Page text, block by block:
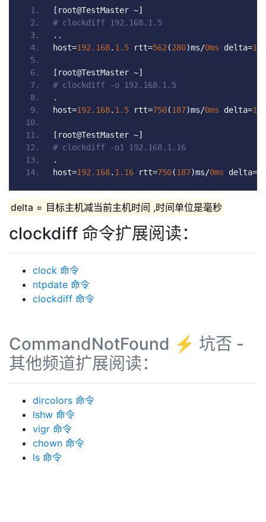
[ root@TestMaster ~]
# clockdiff 192.168.1.5
..
host=192.168. 1.5 rtt=562(280)ms/0ms delta=1ms
[ root@TestMaster ~]
# clockdiff -o 192.168.1.5
.
host=192.168. 1.5 rtt=750(187)ms/0ms delta=1ms
[ root@TestMaster ~]
# clockdiff -o1 192.168.1.16
.
host=192.168. 1.16 rtt=750(187)ms/0ms delta=
delta = 目标主机减当前主机时间 ,时间单位是毫秒
clockdiff 命令扩展阅读：
clock 命令
ntpdate 命令
clockdiff 命令
CommandNotFound ⚡️ 坑否 -
其他频道扩展阅读：
dircolors 命令
lshw 命令
vigr 命令
chown 命令
ls 命令